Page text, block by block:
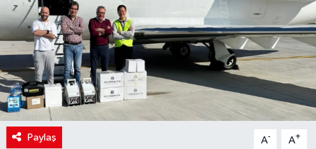
Paylaş A- A+